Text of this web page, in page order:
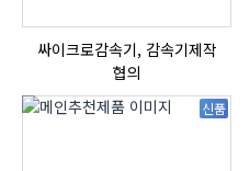
싸이크로감속기, 감속기제작
협의
신품